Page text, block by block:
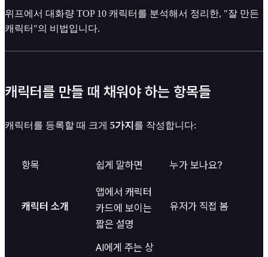
위프에서 대화량 TOP 10 캐릭터를 분석해서 정리한, "잘 만든
캐릭터"의 비법입니다.
캐릭터를 만들 때 채워야 하는 항목들
캐릭터를 등록할 때 크게 5가지 를 작성합니다:
항목 쉽게 말하면 누가 보나요?
캐릭터 소개
앱에서 캐릭터
카드에 보이는
짧은 설명
유저가 직접 봄
AI에게 주는 상